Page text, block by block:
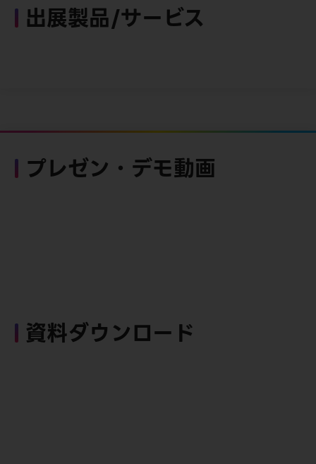
出展製品/サービス
プレゼン・デモ動画
資料ダウンロード